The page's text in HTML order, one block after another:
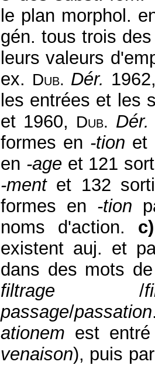
le plan morphol.
gén. tous trois
leurs valeurs
ex. Dub. Dér.
les entrées et les
et 1960, Dub. Dér.
formes en -tion et
en -age et 121
-mentet 132
formes en -tion
noms d'action. c)
existent auj. et
dans des mots
filtrage /
passage/passation
ationem est
venaison), puis